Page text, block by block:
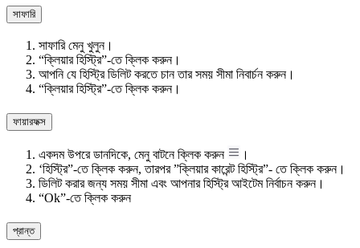
সাফারি
সাফারি মেনু খুলুন।
“ক্লিয়ার হিস্ট্রি”-তে ক্লিক করুন।
আপনি যে হিস্ট্রি ডিলিট করতে চান তার সময় সীমা নিবার্চন করুন।
“ক্লিয়ার হিস্ট্রি”-তে ক্লিক করুন।
ফায়ারফক্স
একদম উপরে ডানদিকে, মেনু বাটনে ক্লিক করুন
।
‘হিস্ট্রি”-তে ক্লিক করুন, তারপর ”ক্লিয়ার কারেন্ট হিস্ট্রি”- তে ক্লিক করুন।
ডিলিট করার জন্য সময় সীমা এবং আপনার হিস্ট্রি আইটেম নির্বাচন করুন।
“Ok”-তে ক্লিক করুন
প্রান্ত